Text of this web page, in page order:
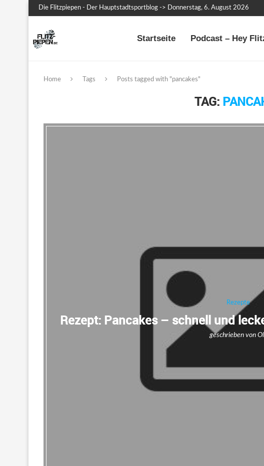
Die Flitzpiepen - Der Hauptstadtsportblog -> Donnerstag, 6. August 2026
Startseite Podcast – Hey
Home Tags Posts tagged with "pancakes"
TAG:
Rezepte
Rezept: Pancakes – schnell und
geschrieben von